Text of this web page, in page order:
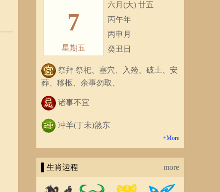
7
星期五
六月(大) 廿五
丙午年
丙申月
癸丑日
祭拜 祭祀、塞穴、入殓、破土、安
葬、移柩、余事勿取、
诸事不宜
冲羊(丁未)煞东
+More
▌生肖运程 more